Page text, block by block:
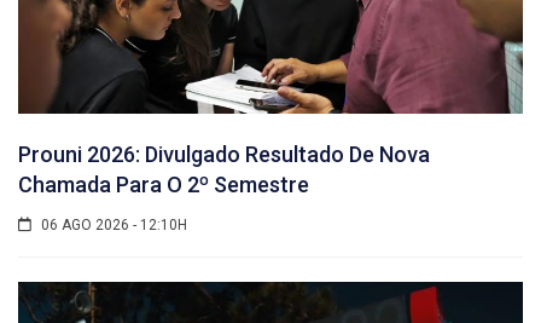
Prouni 2026: Divulgado Resultado De Nova
Chamada Para O 2º Semestre
06 AGO 2026 - 12:10H